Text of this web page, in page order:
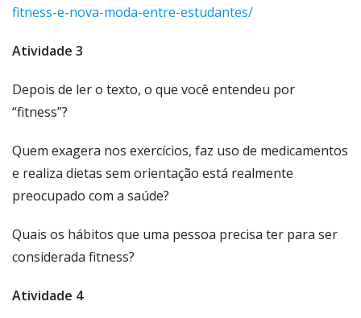
fitness-e-nova-moda-entre-estudantes/
Atividade 3
Depois de ler o texto, o que você entendeu por
“fitness”?
Quem exagera nos exercícios, faz uso de medicamentos
e realiza dietas sem orientação está realmente
preocupado com a saúde?
Quais os hábitos que uma pessoa precisa ter para ser
considerada fitness?
Atividade 4